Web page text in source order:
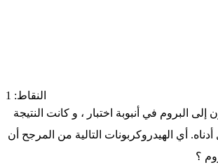
النقاط: 1
البروم في أنبوبة اختبار ، و كانت النتيجة
أي الهيدروكربونات التالية من المرجح أن
؟